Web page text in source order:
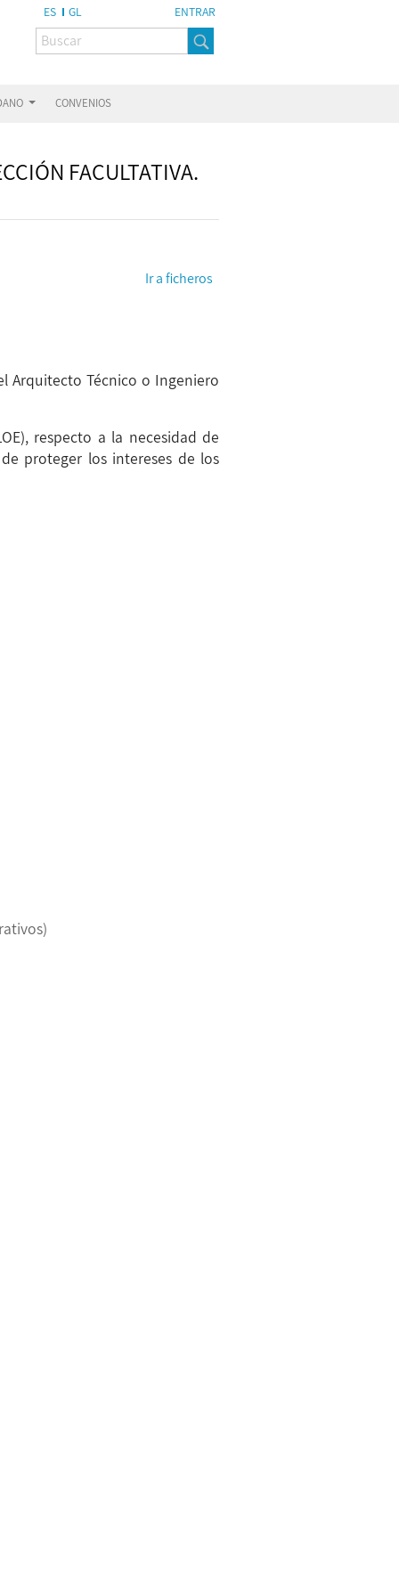
ES GL ENTRAR
CONVENIOS
FACULTATIVA.
Ir a ficheros
Arquitecto Técnico o Ingeniero
respecto a la necesidad de
proteger los intereses de los